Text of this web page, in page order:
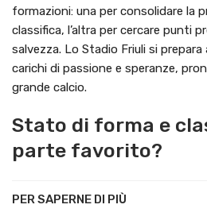
formazioni: una per consolidare la
classifica, l’altra per cercare punti
salvezza. Lo Stadio Friuli si
carichi di passione e speranze,
grande calcio.
Stato di forma e
parte favorito?
PER SAPERNE DI PIÙ